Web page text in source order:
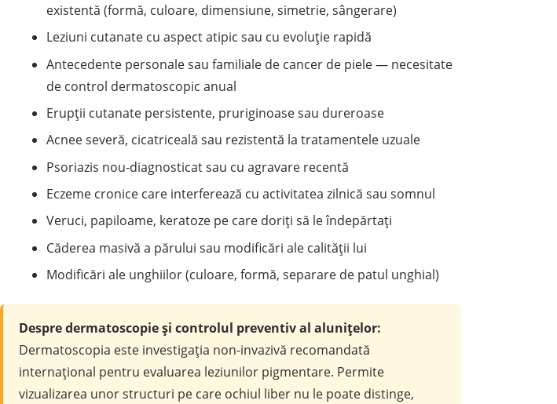
existentă (formă, culoare, dimensiune, simetrie, sângerare)
Leziuni cutanate cu aspect atipic sau cu evoluție rapidă
Antecedente personale sau familiale de cancer de piele — necesitate
de control dermatoscopic anual
Erupții cutanate persistente, pruriginoase sau dureroase
Acnee severă, cicatriceală sau rezistentă la tratamentele uzuale
Psoriazis nou-diagnosticat sau cu agravare recentă
Eczeme cronice care interferează cu activitatea zilnică sau somnul
Veruci, papiloame, keratoze pe care doriți să le îndepărtați
Căderea masivă a părului sau modificări ale calității lui
Modificări ale unghiilor (culoare, formă, separare de patul unghial)
Despre dermatoscopie și controlul preventiv al alunițelor:
Dermatoscopia este investigația non-invazivă recomandată
internațional pentru evaluarea leziunilor pigmentare. Permite
vizualizarea unor structuri pe care ochiul liber nu le poate distinge,